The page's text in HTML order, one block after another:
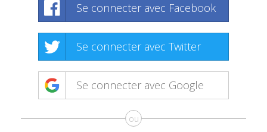
Se connecter avec Facebook
Se connecter avec Twitter
Se connecter avec Google
ou